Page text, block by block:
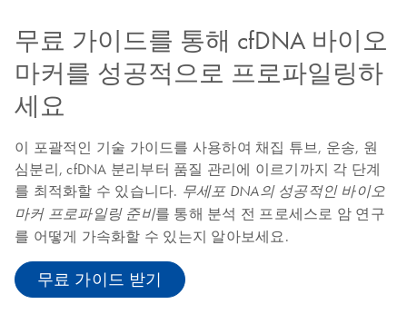
무료 가이드를 통해 cfDNA 바이오
마커를 성공적으로 프로파일링하
세요
이 포괄적인 기술 가이드를 사용하여 채집 튜브, 운송, 원
심분리, cfDNA 분리부터 품질 관리에 이르기까지 각 단계
를 최적화할 수 있습니다. 무세포 DNA의 성공적인 바이오
마커 프로파일링 준비를 통해 분석 전 프로세스로 암 연구
를 어떻게 가속화할 수 있는지 알아보세요.
무료 가이드 받기